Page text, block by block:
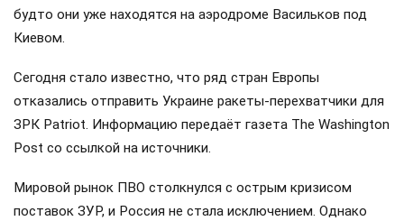
будто они уже находятся на аэродроме Васильков под
Киевом.
Сегодня стало известно, что ряд стран Европы
отказались отправить Украине ракеты-перехватчики для
ЗРК Patriot. Информацию передаёт газета The Washington
Post со ссылкой на источники.
Мировой рынок ПВО столкнулся с острым кризисом
поставок ЗУР, и Россия не стала исключением. Однако